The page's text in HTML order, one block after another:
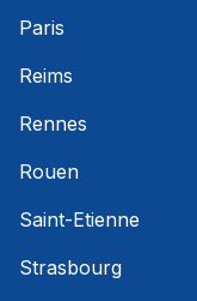
Paris
Reims
Rennes
Rouen
Saint-Etienne
Strasbourg